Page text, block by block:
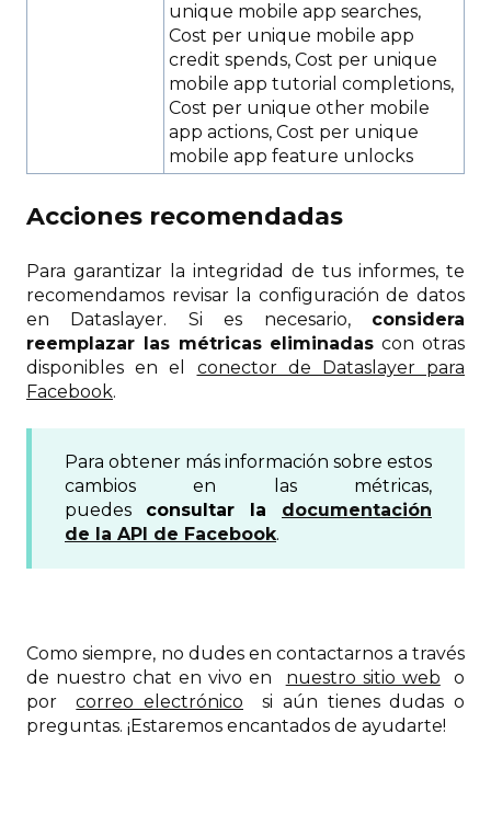
unique mobile app searches,
Cost per unique mobile app
credit spends, Cost per unique
mobile app tutorial completions,
Cost per unique other mobile
app actions, Cost per unique
mobile app feature unlocks
Acciones recomendadas
Para garantizar la integridad de tus informes, te
recomendamos revisar la configuración de datos
en Dataslayer. Si es necesario, considera
reemplazar las métricas eliminadas con otras
disponibles en el conector de Dataslayer para
Facebook.
Para obtener más información sobre estos
cambios en las métricas,
puedes consultar la documentación
de la API de Facebook.
Como siempre, no dudes en contactarnos a través
de nuestro chat en vivo en nuestro sitio web o
porcorreo electrónico si aún tienes dudas o
preguntas. ¡Estaremos encantados de ayudarte!